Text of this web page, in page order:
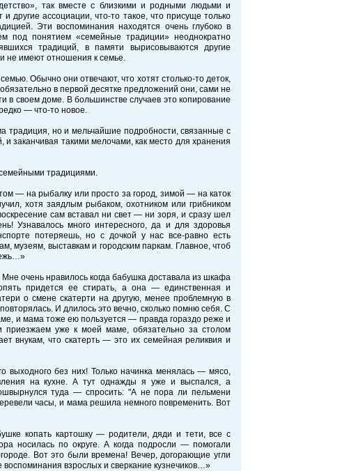
так вместе с близкими и родными людьми и
другие ассоциации, что-то такое, что присуще только
Эти воспоминания находятся очень глубоко в
под понятием «семейные традиции» неоднократно
традиций, в памяти вырисовываются другие
не имеют отношения к семье.
Обычно они отвечают, что хотят столько-то деток,
в первой десятке предложений они, сами не
в своем доме. В большинстве случаев это копирование
— что-то новое.
традиция, но и мельчайшие подробности, связанные с
заканчивая такими мелочами, как место для хранения
традициями.
— на рыбалку или просто за город, зимой — на каток
хотя заядлым рыбаком, охотником или грибником
сам вставал ни свет — ни зоря, и сразу шел
Узнавалось много интересного, да и для здоровья
потеряешь, но с дочкой у нас все-равно есть
музеям, выставкам и городским паркам. Главное, чтоб
очень нравилось когда бабушка доставала из шкафа
придется ее стирать, а она — единственная и
о смене скатерти на другую, менее проблемную в
И длилось это вечно, сколько помню себя. С
и мама тоже ею пользуется — правда гораздо реже и
уже к моей маме, обязательно за столом
внукам, что скатерть — это их семейная реликвия и
без них! Только начинка менялась — мясо,
на кухне. А тут однажды я уже и выспался, а
туда — спросить: "А не пора ли пельмени
часы, и мама решила немного повременить. Вот
копать картошку — родители, дяди и тети, все с
носилась по округе. А когда подросли — помогали
Вот это были времена! Вечер, догорающие угли
взрослых и сверкание кузнечиков…»